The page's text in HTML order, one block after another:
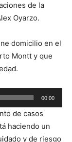
de la
Oyarzo.
domicilio en el
Montt y que
00:00
de casos
haciendo un
y de riesgo